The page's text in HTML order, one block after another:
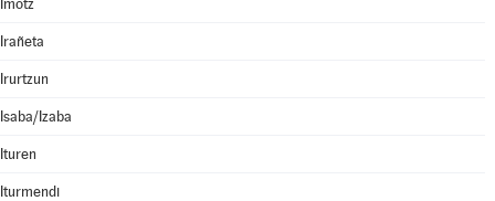
Imotz
Irañeta
Irurtzun
Isaba/Izaba
Ituren
Iturmendi